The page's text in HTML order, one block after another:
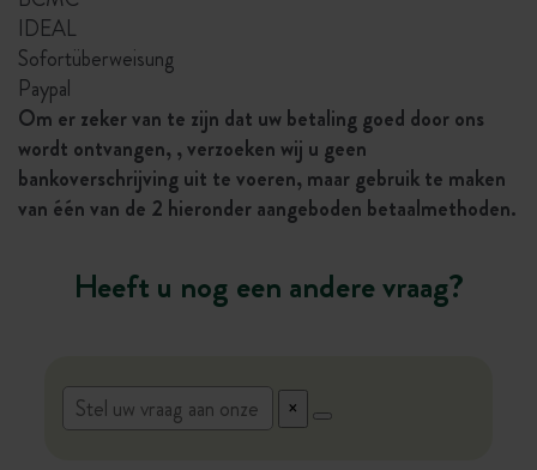
IDEAL
Sofortüberweisung
Paypal
Om er zeker van te zijn dat uw betaling goed door ons
wordt ontvangen, , verzoeken wij u geen
bankoverschrijving uit te voeren, maar gebruik te maken
van één van de 2 hieronder aangeboden betaalmethoden.
Heeft u nog een andere vraag?